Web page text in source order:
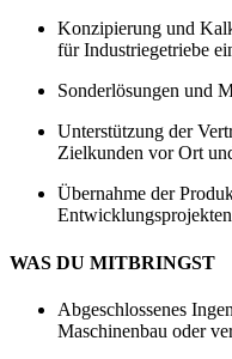
Konzipierung und
für Industriegetriebe
Sonderlösungen und
Unterstützung der
Zielkunden vor Ort
Übernahme der
Entwicklungsprojekten
WAS DU MITBRINGST
Abgeschlossenes
Maschinenbau oder